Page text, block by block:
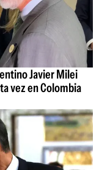
Javier Milei
vez en Colombia